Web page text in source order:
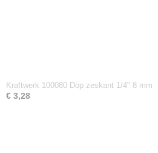
Kraftwerk 100080 Dop zeskant 1/4" 8 mm
€ 3,28